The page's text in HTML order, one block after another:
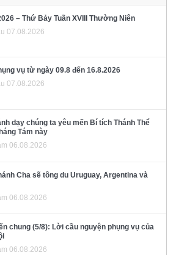
– Thứ Bảy Tuần XVIII Thường Niên
07.08.2026
vụ từ ngày 09.8 đến 16.8.2026
07.08.2026
dạy chúng ta yêu mến Bí tích Thánh Thể
Tám này
06.08.2026
Cha sẽ tông du Uruguay, Argentina và
06.08.2026
chung (5/8): Lời cầu nguyện phụng vụ của
06.08.2026